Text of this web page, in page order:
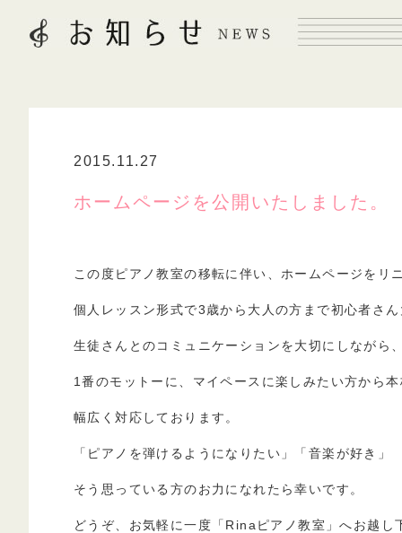
2015.11.27
ホームページを公開いたしました。
この度ピアノ教室の移転に伴い、ホームページをリ
個人レッスン形式で3歳から大人の方まで初心者さ
生徒さんとのコミュニケーションを大切にしながら
1番のモットーに、マイペースに楽しみたい方から
幅広く対応しております。
「ピアノを弾けるようになりたい」「音楽が好き」
そう思っている方のお力になれたら幸いです。
どうぞ、お気軽に一度「Rinaピアノ教室」へお越し